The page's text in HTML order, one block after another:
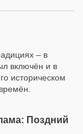
– в
включён и в
историческом
Поздний